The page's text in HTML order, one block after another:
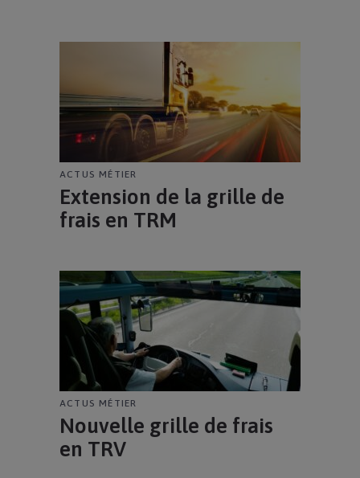
ACTUS MÉTIER
Extension de la grille de
frais en TRM
ACTUS MÉTIER
Nouvelle grille de frais
en TRV